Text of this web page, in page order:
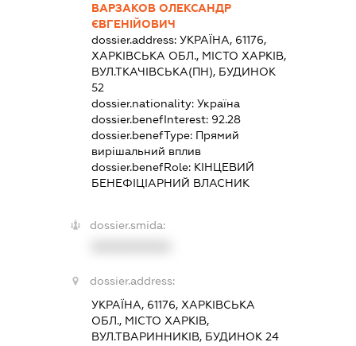
ВАРЗАКОВ ОЛЕКСАНДР
ЄВГЕНІЙОВИЧ
dossier.address: УКРАЇНА, 61176,
ХАРКІВСЬКА ОБЛ., МІСТО ХАРКІВ,
ВУЛ.ТКАЧІВСЬКА(ПН), БУДИНОК
52
dossier.nationality: Україна
dossier.benefInterest: 92.28
dossier.benefType: Прямий
вирішальний вплив
dossier.benefRole: КІНЦЕВИЙ
БЕНЕФІЦІАРНИЙ ВЛАСНИК
dossier.smida:
dossier.address:
УКРАЇНА, 61176, ХАРКІВСЬКА
ОБЛ., МІСТО ХАРКІВ,
ВУЛ.ТВАРИННИКІВ, БУДИНОК 24